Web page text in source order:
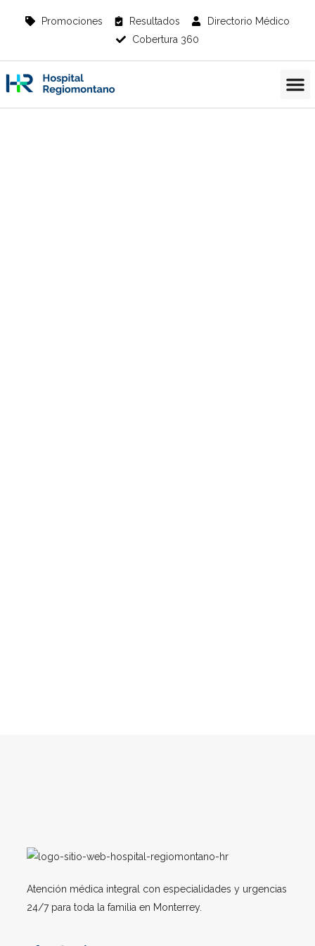
Promociones Resultados
Directorio Médico
Cobertura 360
Atención médica integral con especialidades y urgencias
24/7 para toda la familia en Monterrey.